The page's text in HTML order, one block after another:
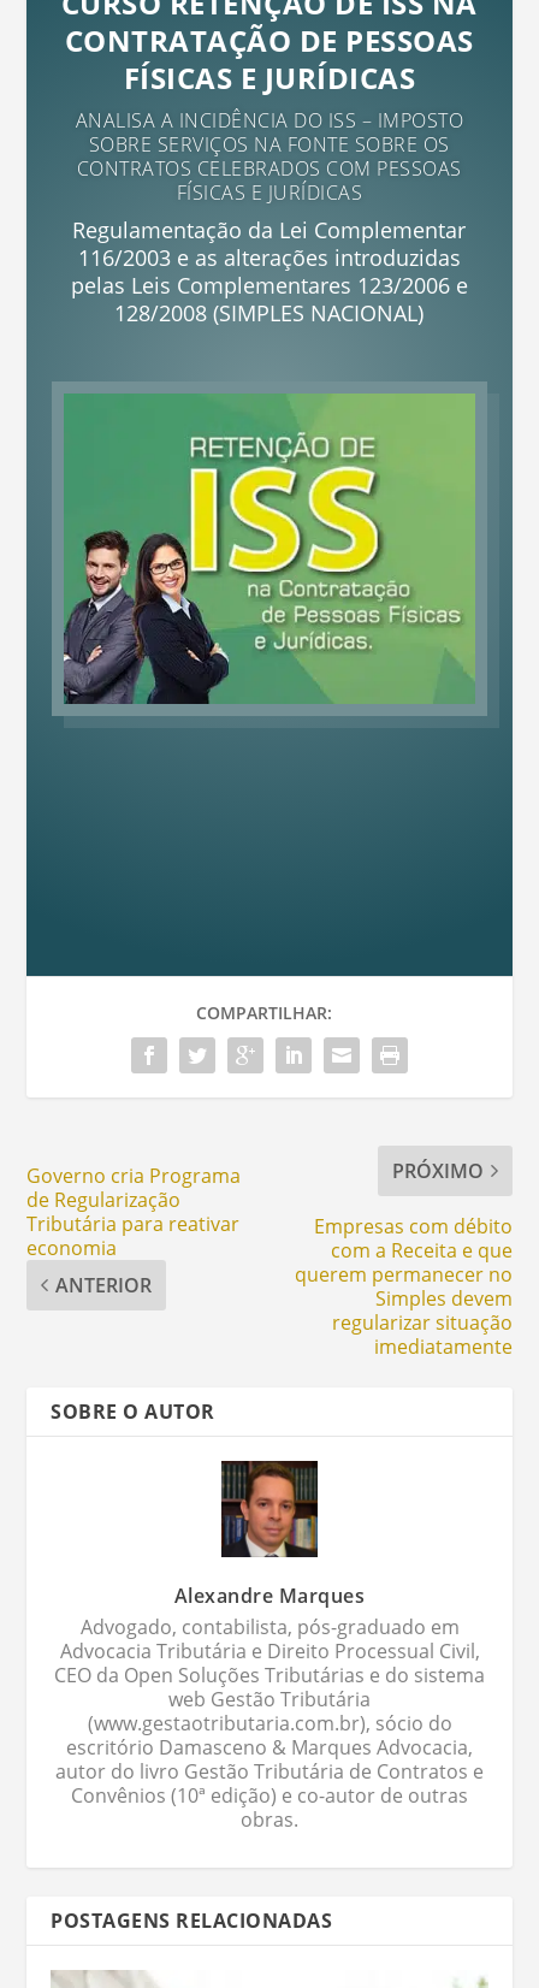
CONTRATAÇÃO DE PESSOAS
FÍSICAS E JURÍDICAS
ANALISA A INCIDÊNCIA DO ISS – IMPOSTO
SOBRE SERVIÇOS NA FONTE SOBRE OS
CONTRATOS CELEBRADOS COM PESSOAS
FÍSICAS E JURÍDICAS
Regulamentação da Lei Complementar
116/2003 e as alterações introduzidas
pelas Leis Complementares 123/2006 e
128/2008 (SIMPLES NACIONAL)
COMPARTILHAR:
Governo cria Programa
de Regularização
Tributária para reativar
economia
ANTERIOR
PRÓXIMO
Empresas com débito
com a Receita e que
querem permanecer no
Simples devem
regularizar situação
imediatamente
SOBRE O AUTOR
Alexandre Marques
Advogado, contabilista, pós-graduado em
Advocacia Tributária e Direito Processual Civil,
CEO da Open Soluções Tributárias e do sistema
web Gestão Tributária
(www.gestaotributaria.com.br), sócio do
escritório Damasceno & Marques Advocacia,
autor do livro Gestão Tributária de Contratos e
Convênios (10ª edição) e co-autor de outras
obras.
POSTAGENS RELACIONADAS